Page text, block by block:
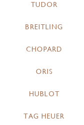
TUDOR
BREITLING
CHOPARD
ORIS
HUBLOT
TAG HEUER